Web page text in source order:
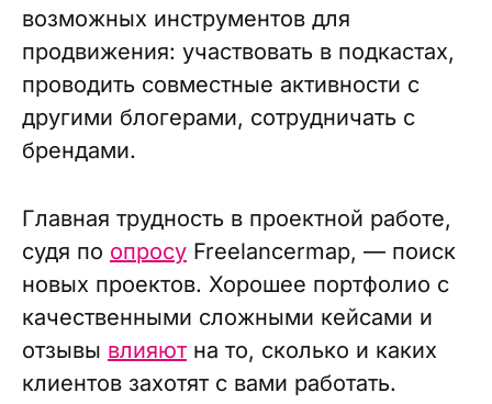
возможных инструментов для
продвижения: участвовать в подкастах,
проводить совместные активности с
другими блогерами, сотрудничать с
брендами.
Главная трудность в проектной работе,
судя по опросу Freelancermap, — поиск
новых проектов. Хорошее портфолио с
качественными сложными кейсами и
отзывы влияютна то, сколько и каких
клиентов захотят с вами работать.